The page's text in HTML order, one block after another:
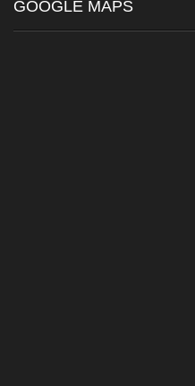
GOOGLE MAPS